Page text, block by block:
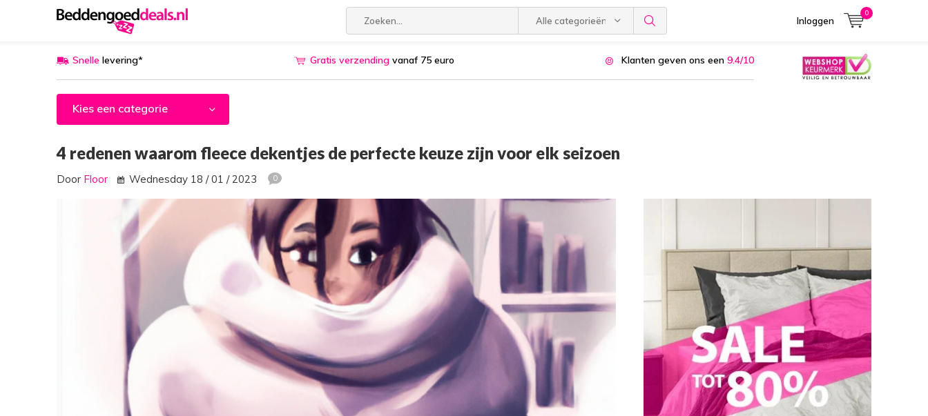
Alle categorieën Inloggen
0
Snelle levering* Gratis verzending vanaf 75 euro Klanten geven ons een 9.4/10
Kies een categorie
4 redenen waarom fleece dekentjes de perfecte keuze zijn voor elk seizoen
Door Floor Wednesday 18 / 01 / 2023 0